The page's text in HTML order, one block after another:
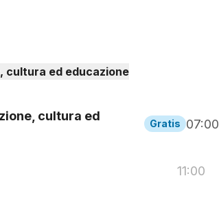
cultura ed educazione
cultura ed
Gratis 07:00
11:00